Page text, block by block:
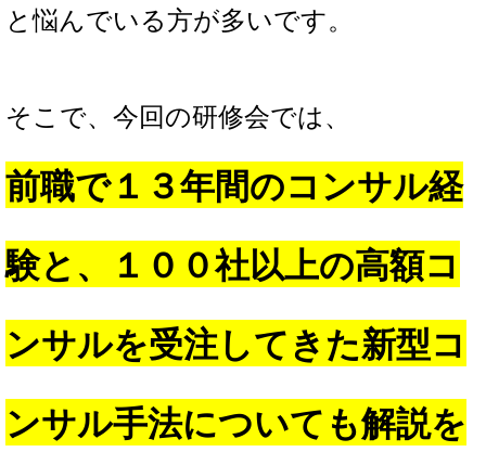
と悩んでいる方が多いです。
そこで、今回の研修会では、
前職で１３年間のコンサル経
験と、１００社以上の高額コ
ンサルを受注してきた新型コ
ンサル手法についても解説を